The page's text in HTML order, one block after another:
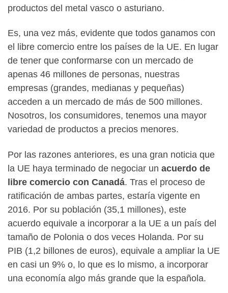
productos del metal vasco o asturiano.
Es, una vez más, evidente que todos ganamos con
el libre comercio entre los países de la UE. En lugar
de tener que conformarse con un mercado de
apenas 46 millones de personas, nuestras
empresas (grandes, medianas y pequeñas)
acceden a un mercado de más de 500 millones.
Nosotros, los consumidores, tenemos una mayor
variedad de productos a precios menores.
Por las razones anteriores, es una gran noticia que
la UE haya terminado de negociar un acuerdo de
libre comercio con Canadá. Tras el proceso de
ratificación de ambas partes, estaría vigente en
2016. Por su población (35,1 millones), este
acuerdo equivale a incorporar a la UE a un país del
tamaño de Polonia o dos veces Holanda. Por su
PIB (1,2 billones de euros), equivale a ampliar la UE
en casi un 9% o, lo que es lo mismo, a incorporar
una economía algo más grande que la española.